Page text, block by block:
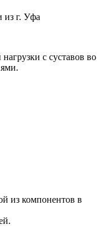
из г. Уфа
с суставов во
из компонентов в